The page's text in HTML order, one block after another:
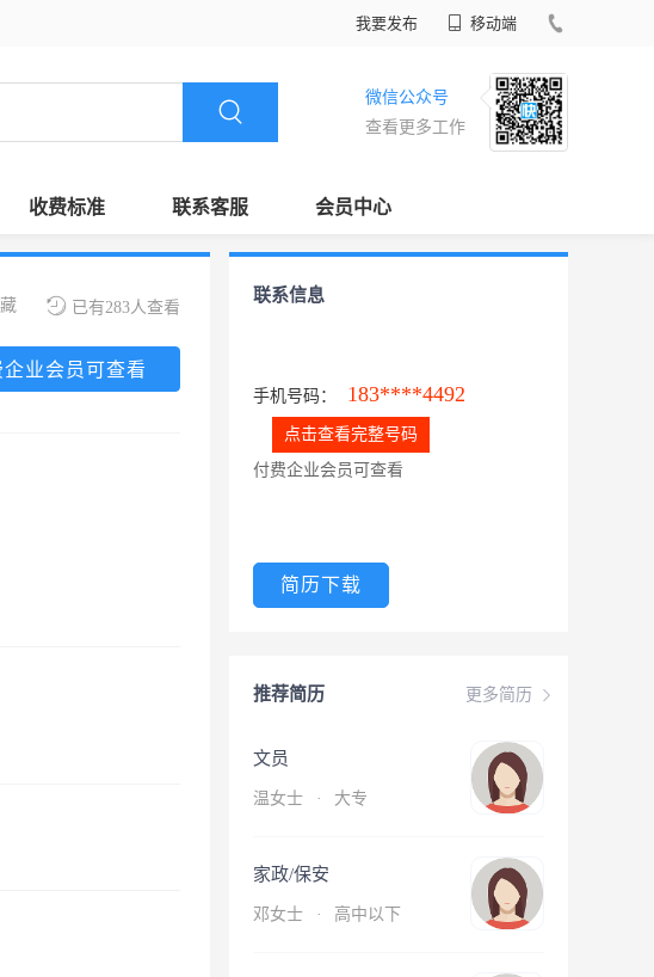
我要发布 移动端
微信公众号
查看更多工作
收费标准 联系客服 会员中心
已有283人查看
企业会员可查看
联系信息
手机号码： 183****4492
点击查看完整号码
付费企业会员可查看
简历下载
更多简历
推荐简历
文员
温女士 · 大专
家政/保安
邓女士 · 高中以下